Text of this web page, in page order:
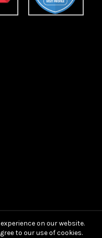
on our website.
to our use of cookies.